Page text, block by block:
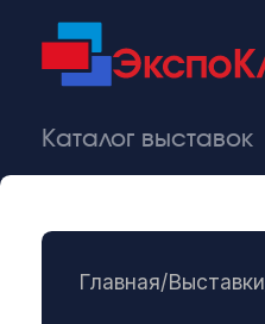
Каталог выставок
Главная/Выставки